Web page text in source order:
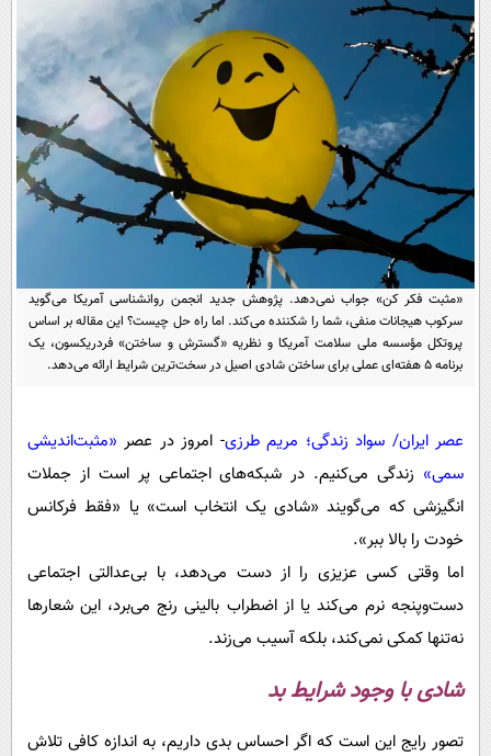
سلامت
یک برش دانایی
محیط زیست
سفر و تفریح
سیاست خارجی
فرهنگ و هنر
علم و دانش
فناوری و It
اخبار کریپتو
قرآن
سرگرمی
باشگاه مغز
مجله تصویری سلاح
فیلم
اقتصاد
ورزش
سیاست
سرگرمی
گوناگون
سلامت
فرهنگی
بین الملل
عصر ایران 2
خواندنی ها و دیدنی ها
داستان کوتاه
پیامک
آشپزی
دانلود
آموزش زبان
«مثبت فکر کن» جواب نمی‌دهد. پژوهش جدید انجمن روانشناسی آمریکا می‌گوید
سرکوب هیجانات منفی، شما را شکننده می‌کند. اما راه حل چیست؟ این مقاله بر اساس
پروتکل مؤسسه ملی سلامت آمریکا و نظریه «گسترش و ساختن» فردریکسون، یک
برنامه ۵ هفته‌ای عملی برای ساختن شادی اصیل در سخت‌ترین شرایط ارائه می‌دهد.
عصر ایران/ سواد زندگی؛ مریم طرزی- امروز در عصر «مثبت‌اندیشی
سمی» زندگی می‌کنیم. در شبکه‌های اجتماعی پر است از جملات
انگیزشی که می‌گویند «شادی یک انتخاب است» یا «فقط فرکانس
خودت را بالا ببر».
اما وقتی کسی عزیزی را از دست می‌دهد، با بی‌عدالتی اجتماعی
دست‌وپنجه نرم می‌کند یا از اضطراب بالینی رنج می‌برد، این شعارها
نه‌تنها کمکی نمی‌کند، بلکه آسیب می‌زند.
شادی با وجود شرایط بد
تصور رایج این است که اگر احساس بدی داریم، به اندازه کافی تلاش